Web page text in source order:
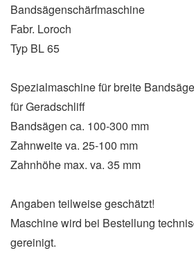
Bandsägenschärfmaschine
Fabr. Loroch
Typ BL 65
Spezialmaschine für breite
für Geradschliff
Bandsägen ca. 100-300 mm
Zahnweite va. 25-100 mm
Zahnhöhe max. va. 35 mm
Angaben teilweise geschätzt!
Maschine wird bei Bestellung
gereinigt.